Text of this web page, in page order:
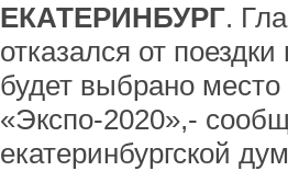
ЕКАТЕРИНБУРГ.
отказался от
будет выбрано
«Экспо-2020»,-
екатеринбургской